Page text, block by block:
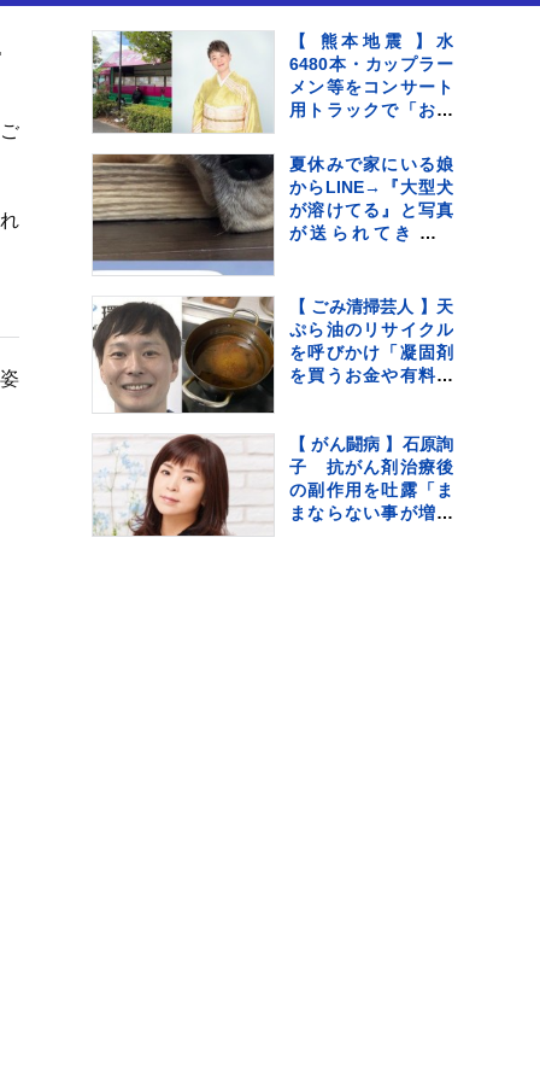
きた」
【 熊本地震 】水
6480本・カップラー
メン等をコンサート
用トラックで「お気
付きトラックにため
らいも〝自分のこと
を言ってる場合では
ない〟
夏休みで家にいる娘
からLINE→『大型犬
が溶けてる』と写真
が送られてきてい
ぷたぷで草」「無防
備ｗｗ」
【 ごみ清掃芸人 】天
ぷら油のリサイクル
を呼びかけ「凝固剤
を買うお金や有料袋
にも繋がります
よ！」【マシンガン
ズ滝沢】
【 がん闘病 】石原詢
子 抗がん剤治療後
の副作用を吐露「ま
まならない事が増え